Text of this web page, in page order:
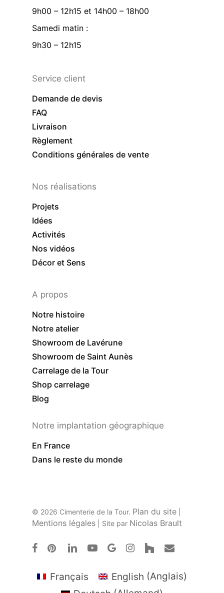
9h00 – 12h15 et 14h00 – 18h00
Samedi matin :
9h30 – 12h15
Service client
Demande de devis
FAQ
Livraison
Règlement
Conditions générales de vente
Nos réalisations
Projets
Idées
Activités
Nos vidéos
Décor et Sens
A propos
Notre histoire
Notre atelier
Showroom de Lavérune
Showroom de Saint Aunès
Carrelage de la Tour
Shop carrelage
Blog
Notre implantation géographique
En France
Dans le reste du monde
© 2026 Cimenterie de la Tour. Plan du site
Mentions légales | Site par Nicolas Brault
facebookpinterestlinkedinyoutubegoogle-instagramhouzzemail
Français English (Anglais)